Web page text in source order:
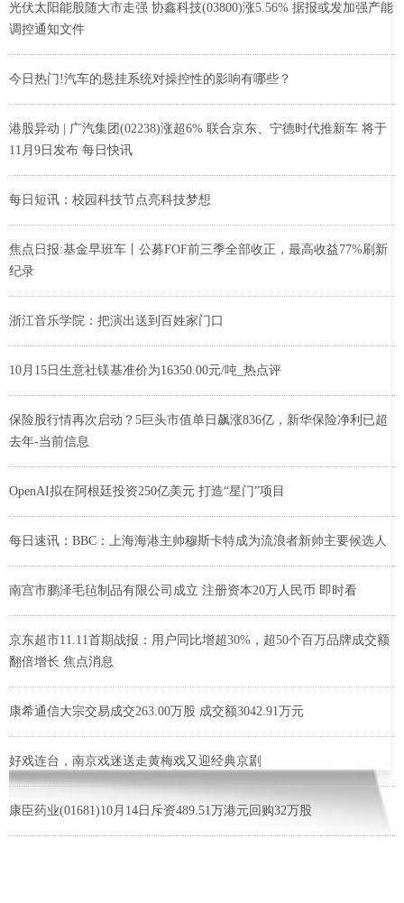
光伏太阳能股随大市走强 协鑫科技(03800)涨5.56% 据报或发加强产能
调控通知文件
今日热门!汽车的悬挂系统对操控性的影响有哪些？
港股异动 | 广汽集团(02238)涨超6% 联合京东、宁德时代推新车 将于
11月9日发布 每日快讯
每日短讯：校园科技节点亮科技梦想
焦点日报:基金早班车丨公募FOF前三季全部收正，最高收益77%刷新
纪录
浙江音乐学院：把演出送到百姓家门口
10月15日生意社镁基准价为16350.00元/吨_热点评
保险股行情再次启动？5巨头市值单日飙涨836亿，新华保险净利已超
去年-当前信息
OpenAI拟在阿根廷投资250亿美元 打造“星门”项目
每日速讯：BBC：上海海港主帅穆斯卡特成为流浪者新帅主要候选人
南宫市鹏泽毛毡制品有限公司成立 注册资本20万人民币 即时看
京东超市11.11首期战报：用户同比增超30%，超50个百万品牌成交额
翻倍增长 焦点消息
康希通信大宗交易成交263.00万股 成交额3042.91万元
好戏连台，南京戏迷送走黄梅戏又迎经典京剧
康臣药业(01681)10月14日斥资489.51万港元回购32万股